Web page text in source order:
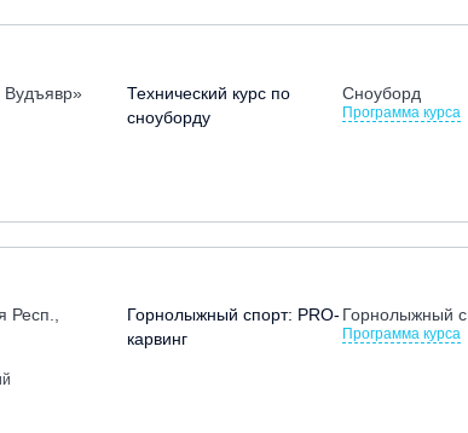
Вудъявр»
Технический курс по
сноуборду
Сноуборд
Программа курса
Респ.,
Горнолыжный спорт: PRO-
карвинг
Горнолыжный
Программа курса